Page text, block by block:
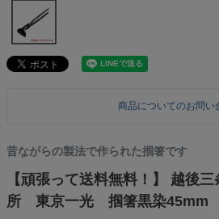
商品についてのお問い
昔ながらの製法で作られた掴箸です
【頑張って送料無料！】 越後
所 東京一光 掴箸黒染45mm